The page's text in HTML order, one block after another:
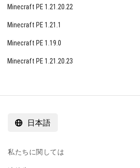
光ブロック。発光レベルを0
す。マップメーカー向けにゲ
ます。
ロックです。
これだけではありません。リスト
Minecraft PE 1.21.20.22
Minecraft PE 1.21.1
Minecraft PE 1.19.0
Minecraft PE 1.21.20.23
日本語
私たちに関しては